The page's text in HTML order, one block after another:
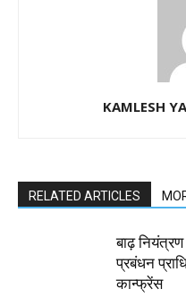
KAMLESH
RELATED ARTICLES
बाढ़
प्रबंधन
कान्फ्रेंस